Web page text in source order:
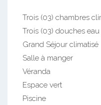
Trois (03) chambres
Trois (03) douches
Grand Séjour climatisé
Salle à manger
Véranda
Espace vert
Piscine